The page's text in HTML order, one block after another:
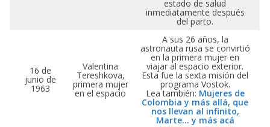
estado de salud
inmediatamente después
del parto.
16 de
junio de
1963
Valentina
Tereshkova,
primera mujer
en el espacio
A sus 26 años, la
astronauta rusa se convirtió
en la primera mujer en
viajar al espacio exterior.
Esta fue la sexta misión del
programa Vostok.
Lea también: Mujeres de
Colombia y más allá, que
nos llevan al infinito,
Marte… y más acá